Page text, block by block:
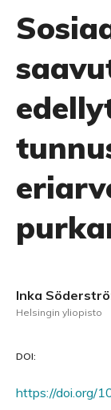
Inka
Helsingin yliopisto
DOI:
https://doi.org/